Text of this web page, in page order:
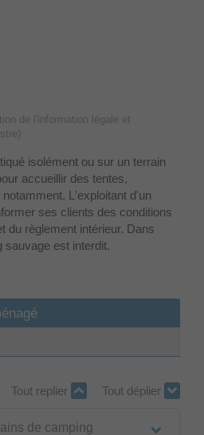
de l'information légale et
isolément ou sur un terrain
accueillir des tentes,
L'exploitant d'un
ses clients des conditions
du règlement intérieur. Dans
sauvage est interdit.
Tout replier Tout déplier
de camping